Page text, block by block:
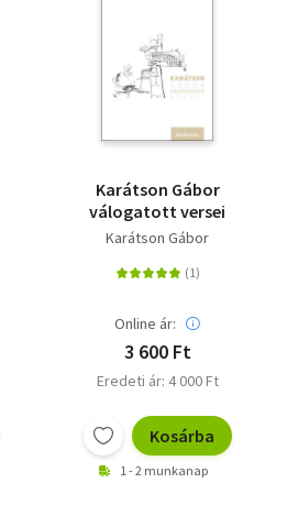
Karátson Gábor
válogatott versei
Karátson Gábor
Online ár:
3 600 Ft
Eredeti ár: 4 000 Ft
Kosárba
1 - 2 munkanap